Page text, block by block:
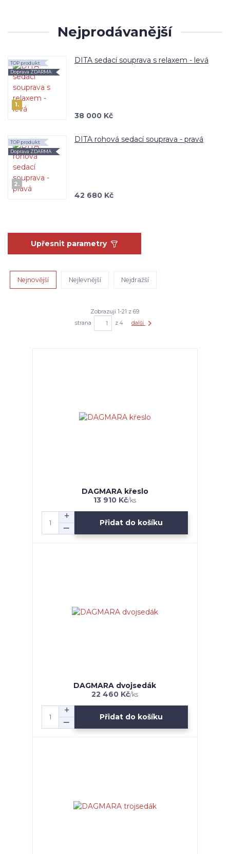
Nejprodávanější
1.
DITA sedací souprava s relaxem - levá
TOP produkt
Doprava ZDARMA
38 000 Kč
2.
DITA rohová sedací souprava - pravá
TOP produkt
Doprava ZDARMA
42 680 Kč
Upřesnit parametry
Nejnovější Nejlevnější Nejdražší
Zobrazuji 1-21 z 69
strana
z 4 další
DAGMARA křeslo
13 910 Kč/ks
Přidat do košíku
DAGMARA dvojsedák
22 460 Kč/ks
Přidat do košíku